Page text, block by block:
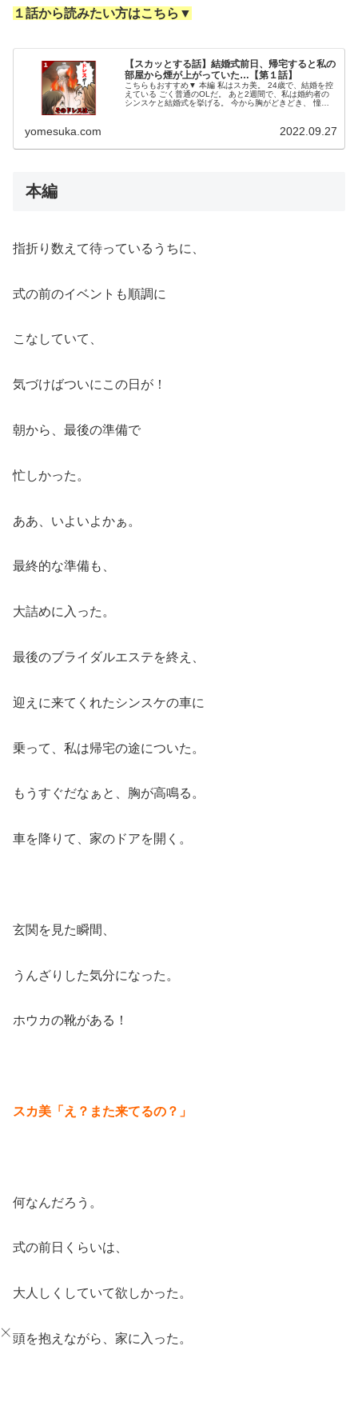
１話から読みたい方はこちら▼
【スカッとする話】結婚式前日、帰宅すると私の
部屋から煙が上がっていた…【第１話】
こちらもおすすめ▼ 本編 私はスカ美。 24歳で、結婚を控
えている ごく普通のOLだ。 あと2週間で、私は婚約者の
シンスケと結婚式を挙げる。 今から胸がどきどき、 憧れ
yomesuka.com 2022.09.27
本編
指折り数えて待っているうちに、
式の前のイベントも順調に
こなしていて、
気づけばついにこの日が！
朝から、最後の準備で
忙しかった。
ああ、いよいよかぁ。
最終的な準備も、
大詰めに入った。
最後のブライダルエステを終え、
迎えに来てくれたシンスケの車に
乗って、私は帰宅の途についた。
もうすぐだなぁと、胸が高鳴る。
車を降りて、家のドアを開く。
玄関を見た瞬間、
うんざりした気分になった。
ホウカの靴がある！
スカ美「え？また来てるの？」
何なんだろう。
式の前日くらいは、
大人しくしていて欲しかった。
頭を抱えながら、家に入った。